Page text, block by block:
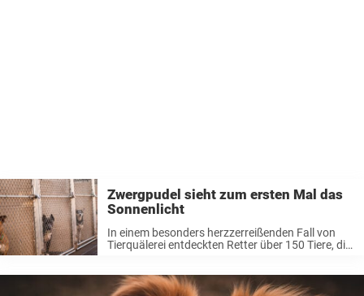
Zwergpudel sieht zum ersten Mal das
Sonnenlicht
In einem besonders herzzerreißenden Fall von
Tierquälerei entdeckten Retter über 150 Tiere, die
einer der Retter den Pudel in den ...